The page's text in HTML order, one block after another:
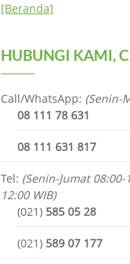
[Beranda]
HUBUNGI KAMI,
Call/WhatsApp: (Senin-
08 111 78 631
08 111 631 817
Tel: (Senin-Jumat
12:00 WIB)
(021) 585 05 28
(021) 589 07 177